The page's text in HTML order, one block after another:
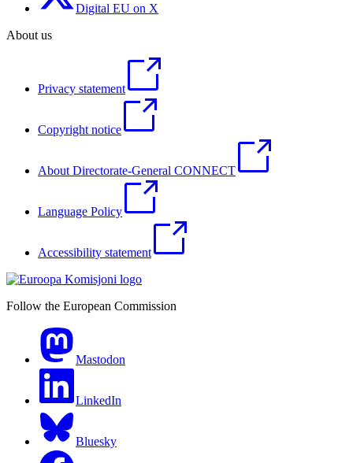
Digital EU on X
About us
Privacy statement
Copyright notice
About Directorate-General CONNECT
Language Policy
Accessibility statement
Follow the European Commission
Mastodon
LinkedIn
Bluesky